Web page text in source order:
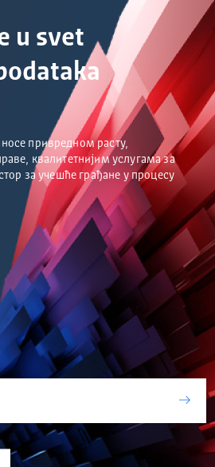
u svet
привредном расту,
квалитетнијим услугама за
за учешће грађане у процесу